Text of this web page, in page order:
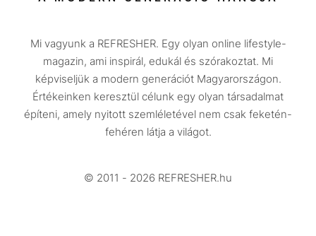
Utazás
Életmód
Design
Beszélgetések
Videó
Mi vagyunk a REFRESHER. Egy olyan online lifestyle-
magazin, ami inspirál, edukál és szórakoztat. Mi
képviseljük a modern generációt Magyarországon.
Értékeinken keresztül célunk egy olyan társadalmat
építeni, amely nyitott szemléletével nem csak feketén-
fehéren látja a világot.
© 2011 - 2026 REFRESHER.hu